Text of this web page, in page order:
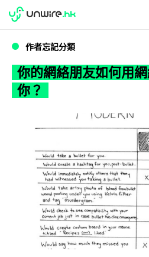
你的網絡朋友如何用
WWDC 2026
作者忘記分類
你的網絡朋友如何用
你？